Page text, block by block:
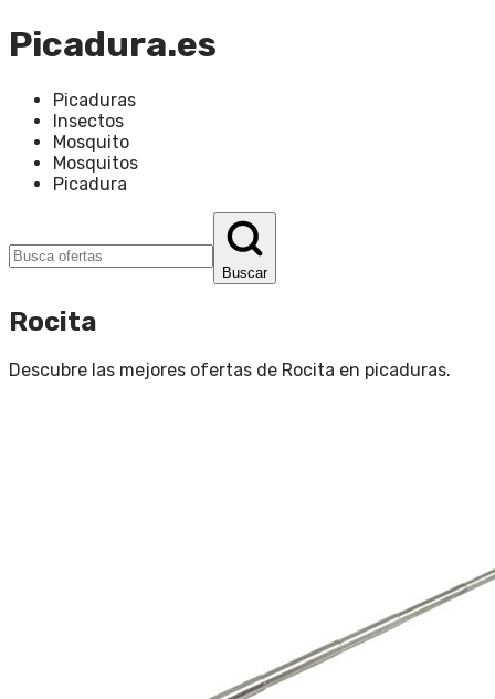
Picadura.es
Picaduras
Insectos
Mosquito
Mosquitos
Picadura
Buscar
Rocita
Descubre las mejores ofertas de Rocita en picaduras.